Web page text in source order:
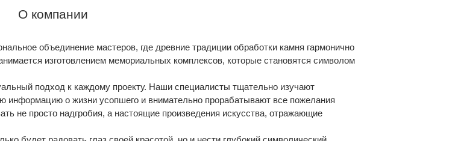
О компании
объединение мастеров, где древние традиции обработки камня гармонично
изготовлением мемориальных комплексов, которые становятся символом
подход к каждому проекту. Наши специалисты тщательно изучают
информацию о жизни усопшего и внимательно прорабатывают все пожелания
не просто надгробия, а настоящие произведения искусства, отражающие